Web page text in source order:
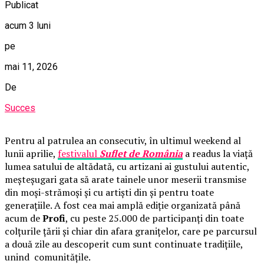
Publicat
acum 3 luni
pe
mai 11, 2026
De
Succes
Pentru al patrulea an consecutiv, în ultimul weekend al
lunii aprilie, festivalul Suflet de România a readus la viață
lumea satului de altădată, cu artizani ai gustului autentic,
meșteșugari gata să arate tainele unor meserii transmise
din moși-strămoși și cu artiști din și pentru toate
generațiile. A fost cea mai amplă ediție organizată până
acum deProfi, cu peste 25.000 de participanți din toate
colțurile țării și chiar din afara granițelor, care pe parcursul
a două zile au descoperit cum sunt continuate tradițiile,
unind comunitățile.